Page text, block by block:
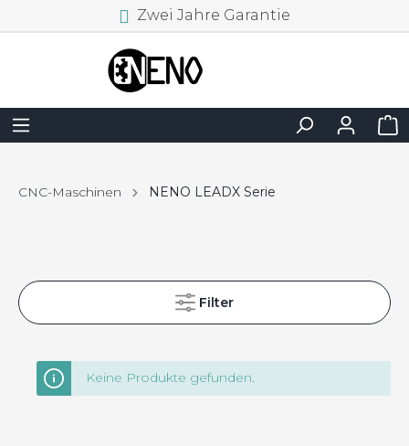
Zwei Jahre Garantie
CNC-Maschinen NENO LEADX Serie
Filter
Keine Produkte gefunden.